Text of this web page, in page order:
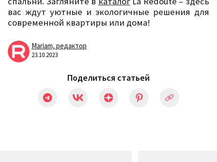
вас ждут уютные и экологичные решения для
современной квартиры или дома!
Mariam, редактор
23.10.2023
Поделиться статьей